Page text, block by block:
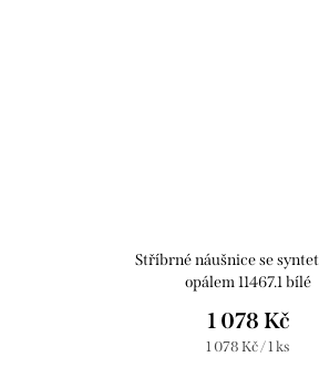
Stříbrné náušnice se
opálem 11467.1 bílé
1 078 Kč
Měrná
1 078 Kč / 1 ks